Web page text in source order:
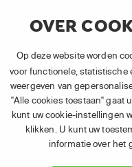
OVER
Op deze website worden
voor functionele, statistische
weergeven van
"Alle cookies toestaan" gaat
kunt uw cookie-instellingen
klikken. U kunt uw
informatie over het
(1) De eerste 30 dagen
van APP
(2) Prijs
(3) Restart & Replayis
van